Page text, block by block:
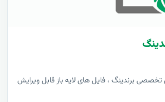
تخصصی برندینگ ، فایل های لایه باز قابل ویرایش